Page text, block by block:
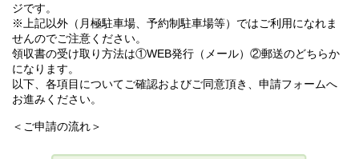
ジです。
※上記以外（月極駐車場、予約制駐車場等）ではご利用になれま
せんのでご注意ください。
領収書の受け取り方法は①WEB発行（メール）②郵送のどちらか
になります。
以下、各項目についてご確認およびご同意頂き、申請フォームへ
お進みください。
＜ご申請の流れ＞